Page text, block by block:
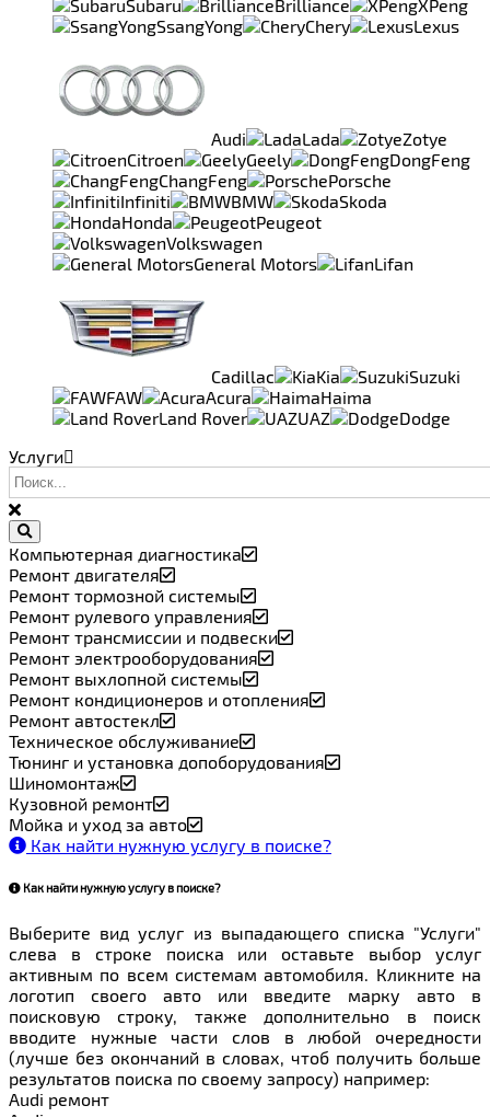
Subaru Brilliance
XPeng
SsangYong
Chery Lexus
Audi Lada
Zotye
Citroen
Geely
DongFeng
ChangFeng
Porsche
Infiniti
BMW
Skoda
Honda
Peugeot
Volkswagen
General Motors
Lifan
Cadillac Kia
Suzuki
FAW
Acura
Haima
Land Rover
UAZ
Dodge
Услуги
Компьютерная диагностика
Ремонт двигателя
Ремонт тормозной системы
Ремонт рулевого управления
Ремонт трансмиссии и подвески
Ремонт электрооборудования
Ремонт выхлопной системы
Ремонт кондиционеров и отопления
Ремонт автостекл
Техническое обслуживание
Тюнинг и установка допоборудования
Шиномонтаж
Кузовной ремонт
Мойка и уход за авто
Как найти нужную услугу в поиске?
Как найти нужную услугу в поиске?
Выберите вид услуг из выпадающего списка "Услуги"
слева в строке поиска или оставьте выбор услуг
активным по всем системам автомобиля. Кликните на
логотип своего авто или введите марку авто в
поисковую строку, также дополнительно в поиск
вводите нужные части слов в любой очередности
(лучше без окончаний в словах, чтоб получить больше
результатов поиска по своему запросу) например:
Audi ремонт